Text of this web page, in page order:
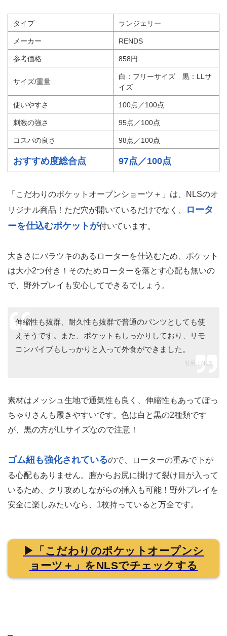
タイプ ランジェリー
メーカー RENDS
参考価格 858円
サイズ/重量
白：フリーサイズ 黒：LLサ
イズ
使いやすさ 100点／100点
刺激の強さ 95点／100点
コスパの良さ 98点／100点
おすすめ度総合点 97点／100点
「こだわりのポケットオープンショーツ＋」は、NLSのオ
リジナル商品！ただ穴が開いているだけでなく、
ロータ
ーを仕込むポケットが付いています。
大きさにバラツキのあるローターを仕込むため、ポケット
は大小2つ付き！そのためローターを落とす心配も無いの
で、野外プレイも安心してできるでしょう。
伸縮性も抜群、耐久性も抜群で普通のパンツとしても使
えそうです。また、ポケットもしっかりしており、リモ
コンバイブもしっかりと入って外食ができました。
引用： NLS
素材はメッシュ生地で通気性も良く、伸縮性もあってぽっ
ちゃりさんも履きやすいです。色は白と黒の2種類です
が、黒の方がLLサイズなので注意！
ゴム紐も強化されているので、ローターの重みで下が
る心配もありません。膣からお尻に掛けて裂け目が入って
いるため、クリ攻めしながらの挿入も可能！野外プレイを
安全に楽しみたいなら、1枚持っていると万全です。
▶「こだわりのポケットオープンシ
ョーツ＋」をNLSでチェックする